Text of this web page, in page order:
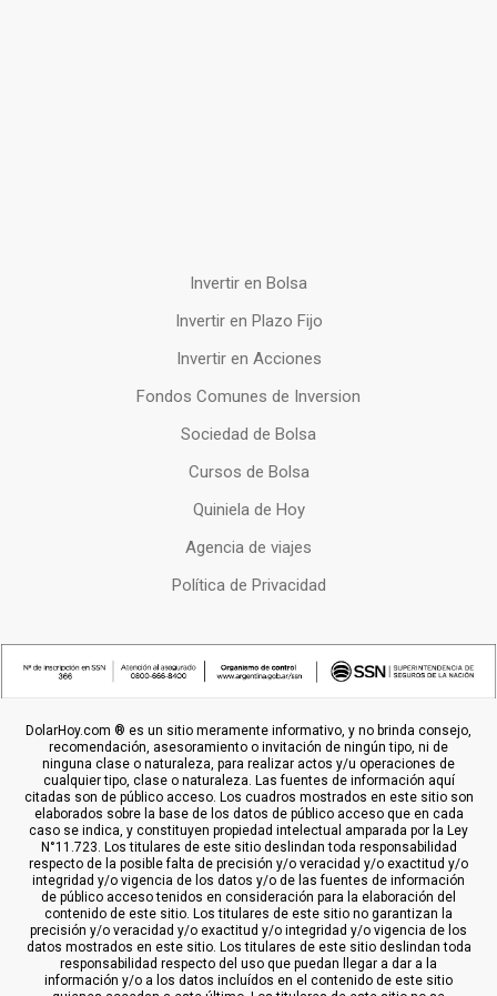
Invertir en Bolsa
Invertir en Plazo Fijo
Invertir en Acciones
Fondos Comunes de Inversion
Sociedad de Bolsa
Cursos de Bolsa
Quiniela de Hoy
Agencia de viajes
Política de Privacidad
DolarHoy.com ® es un sitio meramente informativo, y no brinda consejo,
recomendación, asesoramiento o invitación de ningún tipo, ni de
ninguna clase o naturaleza, para realizar actos y/u operaciones de
cualquier tipo, clase o naturaleza. Las fuentes de información aquí
citadas son de público acceso. Los cuadros mostrados en este sitio son
elaborados sobre la base de los datos de público acceso que en cada
caso se indica, y constituyen propiedad intelectual amparada por la Ley
N°11.723. Los titulares de este sitio deslindan toda responsabilidad
respecto de la posible falta de precisión y/o veracidad y/o exactitud y/o
integridad y/o vigencia de los datos y/o de las fuentes de información
de público acceso tenidos en consideración para la elaboración del
contenido de este sitio. Los titulares de este sitio no garantizan la
precisión y/o veracidad y/o exactitud y/o integridad y/o vigencia de los
datos mostrados en este sitio. Los titulares de este sitio deslindan toda
responsabilidad respecto del uso que puedan llegar a dar a la
información y/o a los datos incluídos en el contenido de este sitio